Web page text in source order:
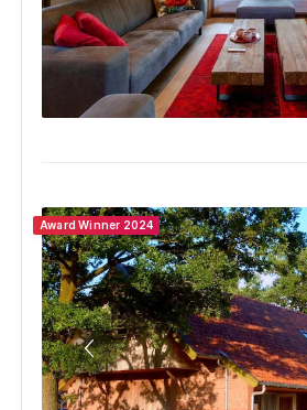
Award Winner 2024